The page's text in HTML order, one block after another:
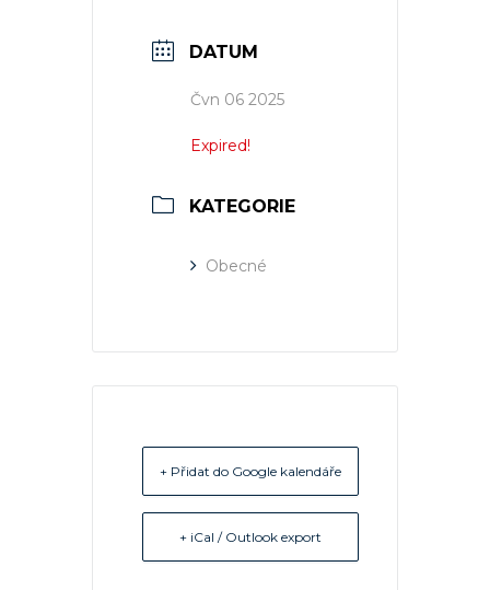
DATUM
Čvn 06 2025
Expired!
KATEGORIE
Obecné
+ Přidat do Google kalendáře
+ iCal / Outlook export